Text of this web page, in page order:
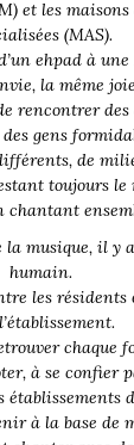
et les maisons
(MAS).
ehpad à
la même
rencontrer
gens
de
toujours le
chantant
la musique, il y
humain.
les résidents
chaque
à se confier
à la base de